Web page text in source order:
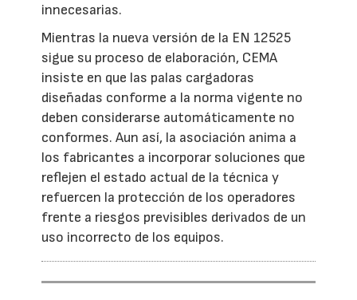
innecesarias.
Mientras la nueva versión de la EN 12525
sigue su proceso de elaboración, CEMA
insiste en que las palas cargadoras
diseñadas conforme a la norma vigente no
deben considerarse automáticamente no
conformes. Aun así, la asociación anima a
los fabricantes a incorporar soluciones que
reflejen el estado actual de la técnica y
refuercen la protección de los operadores
frente a riesgos previsibles derivados de un
uso incorrecto de los equipos.